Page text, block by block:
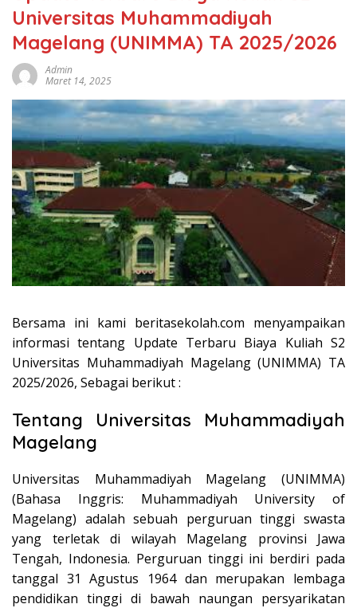
Universitas Muhammadiyah
Magelang (UNIMMA) TA 2025/2026
Admin
Maret 14, 2025
Bersama ini kami beritasekolah.com menyampaikan
informasi tentang Update Terbaru Biaya Kuliah S2
Universitas Muhammadiyah Magelang (UNIMMA) TA
2025/2026, Sebagai berikut :
Tentang Universitas Muhammadiyah
Magelang
Universitas Muhammadiyah Magelang (UNIMMA)
(Bahasa Inggris: Muhammadiyah University of
Magelang) adalah sebuah perguruan tinggi swasta
yang terletak di wilayah Magelang provinsi Jawa
Tengah, Indonesia. Perguruan tinggi ini berdiri pada
tanggal 31 Agustus 1964 dan merupakan lembaga
pendidikan tinggi di bawah naungan persyarikatan